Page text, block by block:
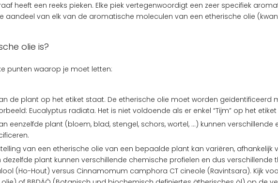
heeft een reeks pieken. Elke piek vertegenwoordigt een zeer specifiek
van elk van de aromatische moleculen van een etherische olie
olie is?
punten waarop je moet letten:
de plant op het etiket staat. De etherische olie moet worden geïdentificeerd
Eucalyptus radiata. Het is niet voldoende als er enkel “Tijm” op het
eenzelfde plant (bloem, blad, stengel, schors, wortel, …) kunnen verschillende
van een etherische olie van een bepaalde plant kan variëren, afhankelijk
plant kunnen verschillende chemische profielen en dus
(Ho-Hout) versus Cinnamomum camphora CT cineole (Ravintsara). Kijk